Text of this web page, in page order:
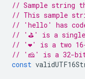
// Sample string
// This sample
// 'hello' has
// '⛳' is a single
// '❤️' is a two 16-
// '🧀' is a 32-bit
const